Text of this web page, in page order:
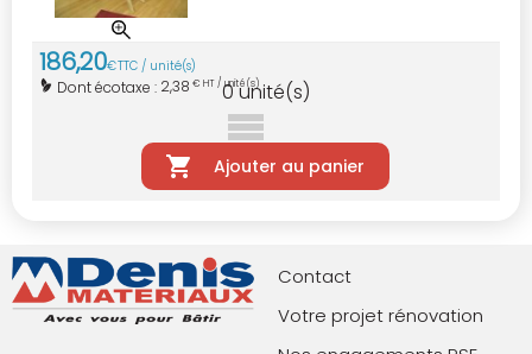
186,20€TTC / unité(s)
Dont écotaxe : 2,38 € HT / unité(s)
0unité(s)
Ajouter au panier
Contact
Votre projet rénovation